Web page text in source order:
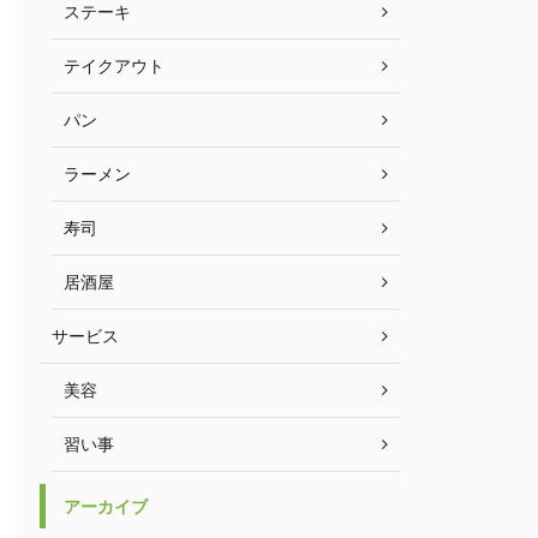
ステーキ
テイクアウト
パン
ラーメン
寿司
居酒屋
サービス
美容
習い事
アーカイブ